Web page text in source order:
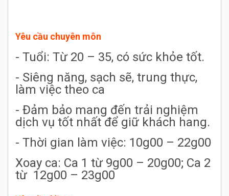
Yêu cầu chuyên môn
- Tuổi: Từ 20 – 35, có sức khỏe tốt.
- Siêng năng, sạch sẽ, trung thực,
làm việc theo ca
- Đảm bảo mang đến trải nghiệm
dịch vụ tốt nhất để giữ khách hang.
- Thời gian làm việc: 10g00 – 22g00
Xoay ca: Ca 1 từ 9g00 – 20g00; Ca 2
từ 12g00 – 23g00